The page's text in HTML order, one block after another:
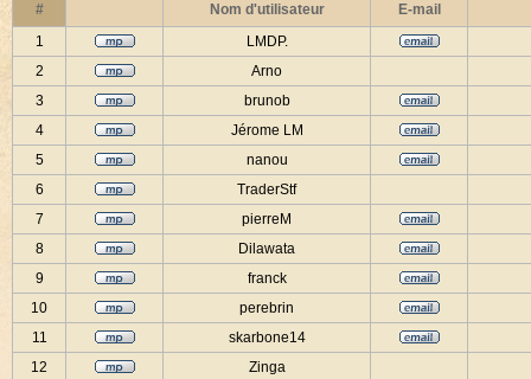
# Nom d'utilisateur
E-mail
1
LMDP.
2
Arno
3
brunob
4
Jérome LM
5
nanou
6
TraderStf
7
pierreM
8
Dilawata
9
franck
10
perebrin
11
skarbone14
12
Zinga